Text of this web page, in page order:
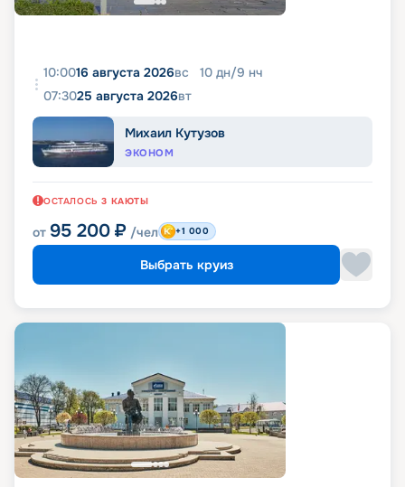
10:0016 августа 2026вс 10 дн/9 нч
07:3025 августа 2026вт
Михаил Кутузов
ЭКОНОМ
ОСТАЛОСЬ 3 КАЮТЫ
от 95 200 ₽ /чел +1 000
Выбрать круиз